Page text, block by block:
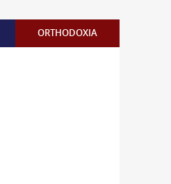
ORTHODOXIA